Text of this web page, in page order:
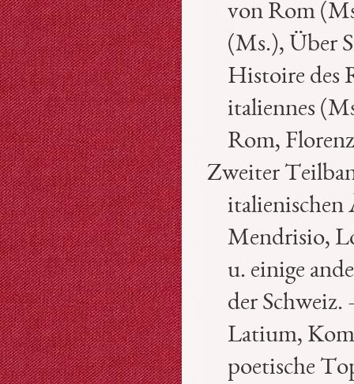
von Rom
(Ms.), Über
Histoire des
italiennes
Rom,
Zweiter
italienischen
Mendrisio,
u. einige
der Schweiz.
Latium,
poetische